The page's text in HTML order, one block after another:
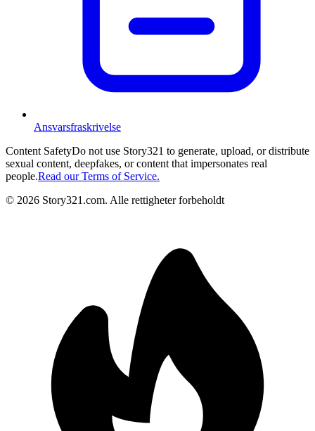
Ansvarsfraskrivelse
Content SafetyDo not use Story321 to generate, upload, or distribute
sexual content, deepfakes, or content that impersonates real
people.Read our Terms of Service.
© 2026 Story321.com. Alle rettigheter forbeholdt